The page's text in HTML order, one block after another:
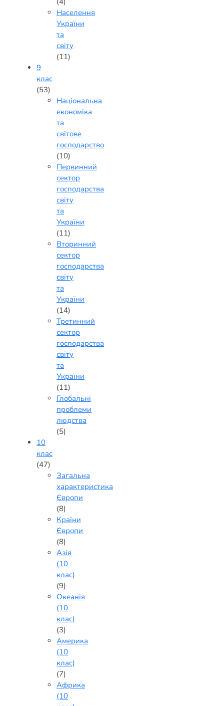
Населення
України
та
світу
(11)
9
клас
(53)
Національна
економіка
та
світове
господарство
(10)
Первинний
сектор
господарства
світу
та
України
(11)
Вторинний
сектор
господарства
світу
та
України
(14)
Третинний
сектор
господарства
світу
та
України
(11)
Глобальні
проблеми
людства
(5)
10
клас
(47)
Загальна
характеристика
Європи
(8)
Країни
Європи
(8)
Азія
(10
клас)
(9)
Океанія
(10
клас)
(3)
Америка
(10
клас)
(7)
Африка
(10